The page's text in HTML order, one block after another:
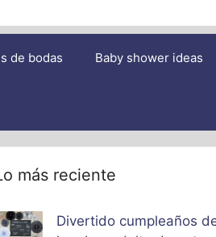
de bodas Baby shower ideas
más reciente
Divertido cumpleaños